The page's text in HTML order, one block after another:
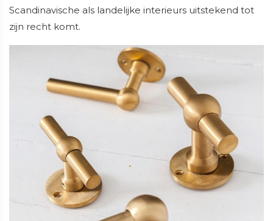
Scandinavische als landelijke interieurs uitstekend tot
zijn recht komt.